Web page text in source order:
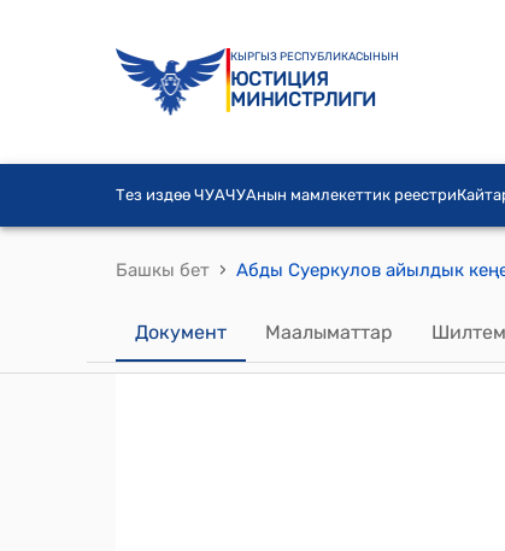
КЫРГЫЗ РЕСПУБЛИКАСЫНЫН
ЮСТИЦИЯ
МИНИСТРЛИГИ
Тез издөө ЧУАЧУАнын мамлекеттик реестри
Башкы бет ›
Документ Маалыматтар